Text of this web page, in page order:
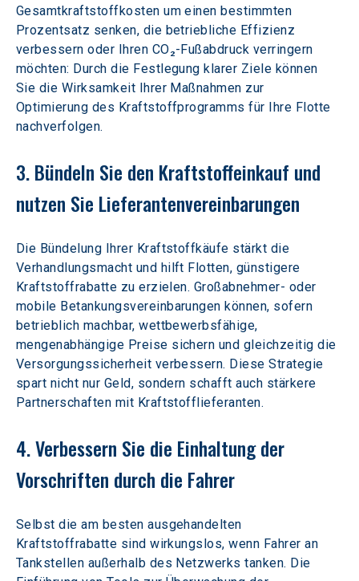
Gesamtkraftstoffkosten um einen bestimmten
Prozentsatz senken, die betriebliche Effizienz
verbessern oder Ihren CO₂-Fußabdruck verringern
möchten: Durch die Festlegung klarer Ziele können
Sie die Wirksamkeit Ihrer Maßnahmen zur
Optimierung des Kraftstoffprogramms für Ihre Flotte
nachverfolgen.
3. Bündeln Sie den Kraftstoffeinkauf und
nutzen Sie Lieferantenvereinbarungen
Die Bündelung Ihrer Kraftstoffkäufe stärkt die
Verhandlungsmacht und hilft Flotten, günstigere
Kraftstoffrabatte zu erzielen. Großabnehmer- oder
mobile Betankungsvereinbarungen können, sofern
betrieblich machbar, wettbewerbsfähige,
mengenabhängige Preise sichern und gleichzeitig die
Versorgungssicherheit verbessern. Diese Strategie
spart nicht nur Geld, sondern schafft auch stärkere
Partnerschaften mit Kraftstofflieferanten.
4. Verbessern Sie die Einhaltung der
Vorschriften durch die Fahrer
Selbst die am besten ausgehandelten
Kraftstoffrabatte sind wirkungslos, wenn Fahrer an
Tankstellen außerhalb des Netzwerks tanken. Die